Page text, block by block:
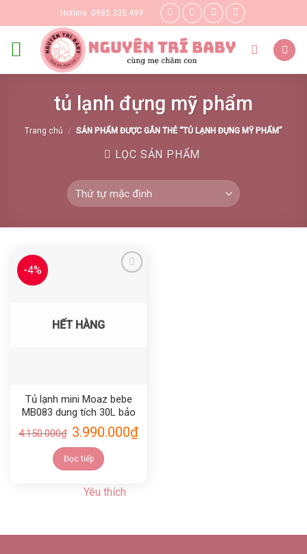
to
content
Hotline: 0985.335.499
tủ lạnh đựng mỹ phẩm
Trang chủ / SẢN PHẨM ĐƯỢC GẮN THẺ “TỦ LẠNH ĐỰNG MỸ PHẨM”
LỌC SẢN PHẨM
-4%
HẾT HÀNG
Tủ lạnh mini Moaz bebe
MB083 dung tích 30L bảo
hành 12 tháng chính hãng
4.150.000₫ 3.990.000₫
Đọc tiếp
Yêu thích